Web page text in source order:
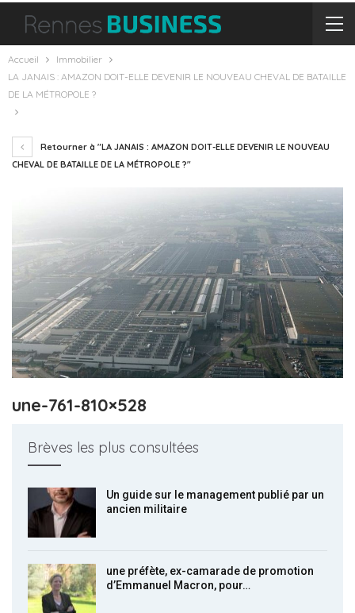
Accueil
Immobilier
LA JANAIS : AMAZON DOIT-ELLE DEVENIR LE NOUVEAU CHEVAL DE BATAILLE
DE LA MÉTROPOLE ?
Retourner à "LA JANAIS : AMAZON DOIT-ELLE DEVENIR LE NOUVEAU
CHEVAL DE BATAILLE DE LA MÉTROPOLE ?"
une-761-810×528
Brèves les plus consultées
Un guide sur le management publié par un
ancien militaire
une préfète, ex-camarade de promotion
d’Emmanuel Macron, pour…